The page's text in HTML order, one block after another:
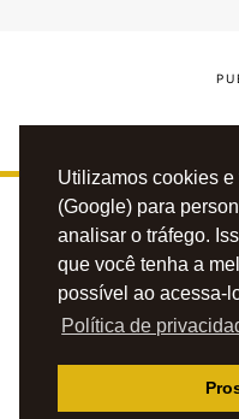
Utilizamos cookies
(Google) para
analisar o tráfego.
que você tenha a
possível ao acessa-
Política de
PRIVACIDADE